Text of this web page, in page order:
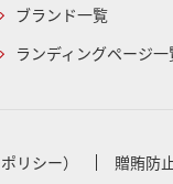
ブランド一覧
ランディングページ一
リシー） 贈賄防